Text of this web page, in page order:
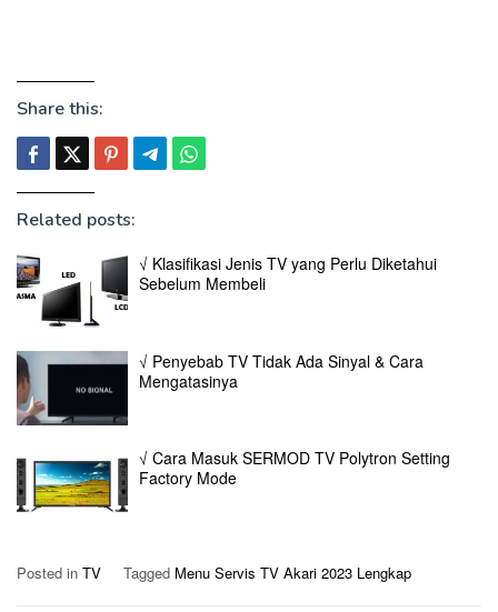
Share this:
Related posts:
√ Klasifikasi Jenis TV yang Perlu Diketahui
Sebelum Membeli
√ Penyebab TV Tidak Ada Sinyal & Cara
Mengatasinya
√ Cara Masuk SERMOD TV Polytron Setting
Factory Mode
Posted in TV Tagged Menu Servis TV Akari 2023 Lengkap